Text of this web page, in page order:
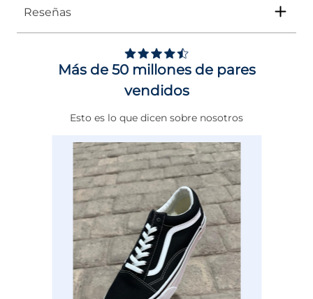
Tipo
Género Niña
ENTRE 3 Y 4 CMS
NORMAL
CAFE
Reseñas
Más de 50 millones de pares
vendidos
Esto es lo que dicen sobre nosotros